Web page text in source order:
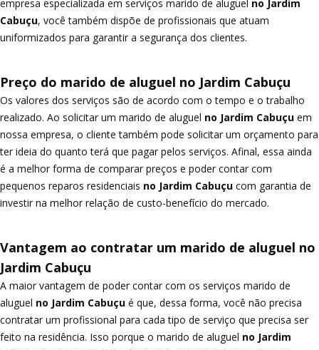
empresa especializada em serviços marido de aluguel no Jardim
Cabuçu, você também dispõe de profissionais que atuam
uniformizados para garantir a segurança dos clientes.
Preço do marido de aluguel no Jardim Cabuçu
Os valores dos serviços são de acordo com o tempo e o trabalho
realizado. Ao solicitar um marido de aluguel no Jardim Cabuçu em
nossa empresa, o cliente também pode solicitar um orçamento para
ter ideia do quanto terá que pagar pelos serviços. Afinal, essa ainda
é a melhor forma de comparar preços e poder contar com
pequenos reparos residenciais no Jardim Cabuçu com garantia de
investir na melhor relação de custo-benefício do mercado.
Vantagem ao contratar um marido de aluguel no
Jardim Cabuçu
A maior vantagem de poder contar com os serviços marido de
aluguel no Jardim Cabuçu é que, dessa forma, você não precisa
contratar um profissional para cada tipo de serviço que precisa ser
feito na residência. Isso porque o marido de aluguel no Jardim